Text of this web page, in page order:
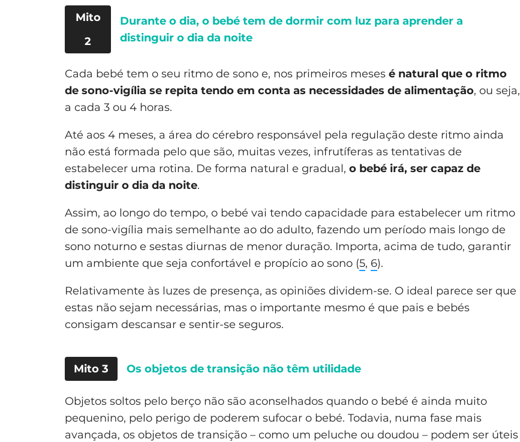
Mito
2
Durante o dia, o bebé tem de dormir com luz para aprender a
distinguir o dia da noite
Cada bebé tem o seu ritmo de sono e, nos primeiros meses é natural que o ritmo
de sono-vigília se repita tendo em conta as necessidades de alimentação, ou seja,
a cada 3 ou 4 horas.
Até aos 4 meses, a área do cérebro responsável pela regulação deste ritmo ainda
não está formada pelo que são, muitas vezes, infrutíferas as tentativas de
estabelecer uma rotina. De forma natural e gradual, o bebé irá, ser capaz de
distinguir o dia da noite.
Assim, ao longo do tempo, o bebé vai tendo capacidade para estabelecer um ritmo
de sono-vigília mais semelhante ao do adulto, fazendo um período mais longo de
sono noturno e sestas diurnas de menor duração. Importa, acima de tudo, garantir
um ambiente que seja confortável e propício ao sono (5, 6).
Relativamente às luzes de presença, as opiniões dividem-se. O ideal parece ser que
estas não sejam necessárias, mas o importante mesmo é que pais e bebés
consigam descansar e sentir-se seguros.
Mito 3 Os objetos de transição não têm utilidade
Objetos soltos pelo berço não são aconselhados quando o bebé é ainda muito
pequenino, pelo perigo de poderem sufocar o bebé. Todavia, numa fase mais
avançada, os objetos de transição – como um peluche ou doudou – podem ser úteis